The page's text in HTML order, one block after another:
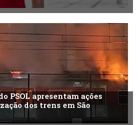
PSOL apresentam ações
dos trens em São